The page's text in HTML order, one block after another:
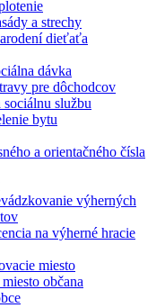
a strechy
dieťaťa
dávka
pre dôchodcov
službu
bytu
a orientačného čísla
výherných
na výherné hracie
miesto
občana